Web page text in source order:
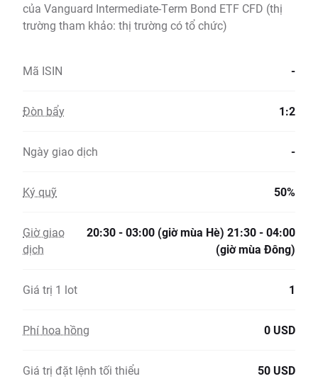
của Vanguard Intermediate-Term Bond ETF CFD (thị
trường tham khảo: thị trường có tổ chức)
Mã ISIN -
Đòn bẩy 1:2
Ngày giao dịch -
Ký quỹ 50%
Giờ giao
dịch
20:30 - 03:00 (giờ mùa Hè) 21:30 - 04:00
(giờ mùa Đông)
Giá trị 1 lot 1
Phí hoa hồng 0 USD
Giá trị đặt lệnh tối thiểu 50 USD